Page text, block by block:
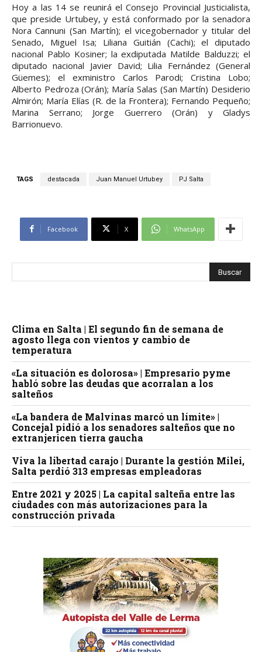
Hoy a las 14 se reunirá el Consejo Provincial Justicialista,
que preside Urtubey, y está conformado por la senadora
Nora Cannuni (San Martín); el vicegobernador y titular del
Senado, Miguel Isa; Liliana Guitián (Cachi); el diputado
nacional Pablo Kosiner; la exdiputada Matilde Balduzzi; el
diputado nacional Javier David; Lilia Fernández (General
Güemes); el exministro Carlos Parodi; Cristina Lobo;
Alberto Pedroza (Orán); María Salas (San Martín) Desiderio
Almirón; María Elías (R. de la Frontera); Fernando Pequeño;
Marina Serrano; Jorge Guerrero (Orán) y Gladys
Barrionuevo.
TAGS destacada Juan Manuel Urtubey PJ Salta
Facebook X WhatsApp
Clima en Salta | El segundo fin de semana de
agosto llega con vientos y cambio de
temperatura
«La situación es dolorosa» | Empresario pyme
habló sobre las deudas que acorralan a los
salteños
«La bandera de Malvinas marcó un límite» |
Concejal pidió a los senadores salteños que no
extranjericen tierra gaucha
Viva la libertad carajo | Durante la gestión Milei,
Salta perdió 313 empresas empleadoras
Entre 2021 y 2025 | La capital salteña entre las
ciudades con más autorizaciones para la
construcción privada